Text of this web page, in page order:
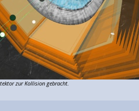
zur Kollision gebracht.